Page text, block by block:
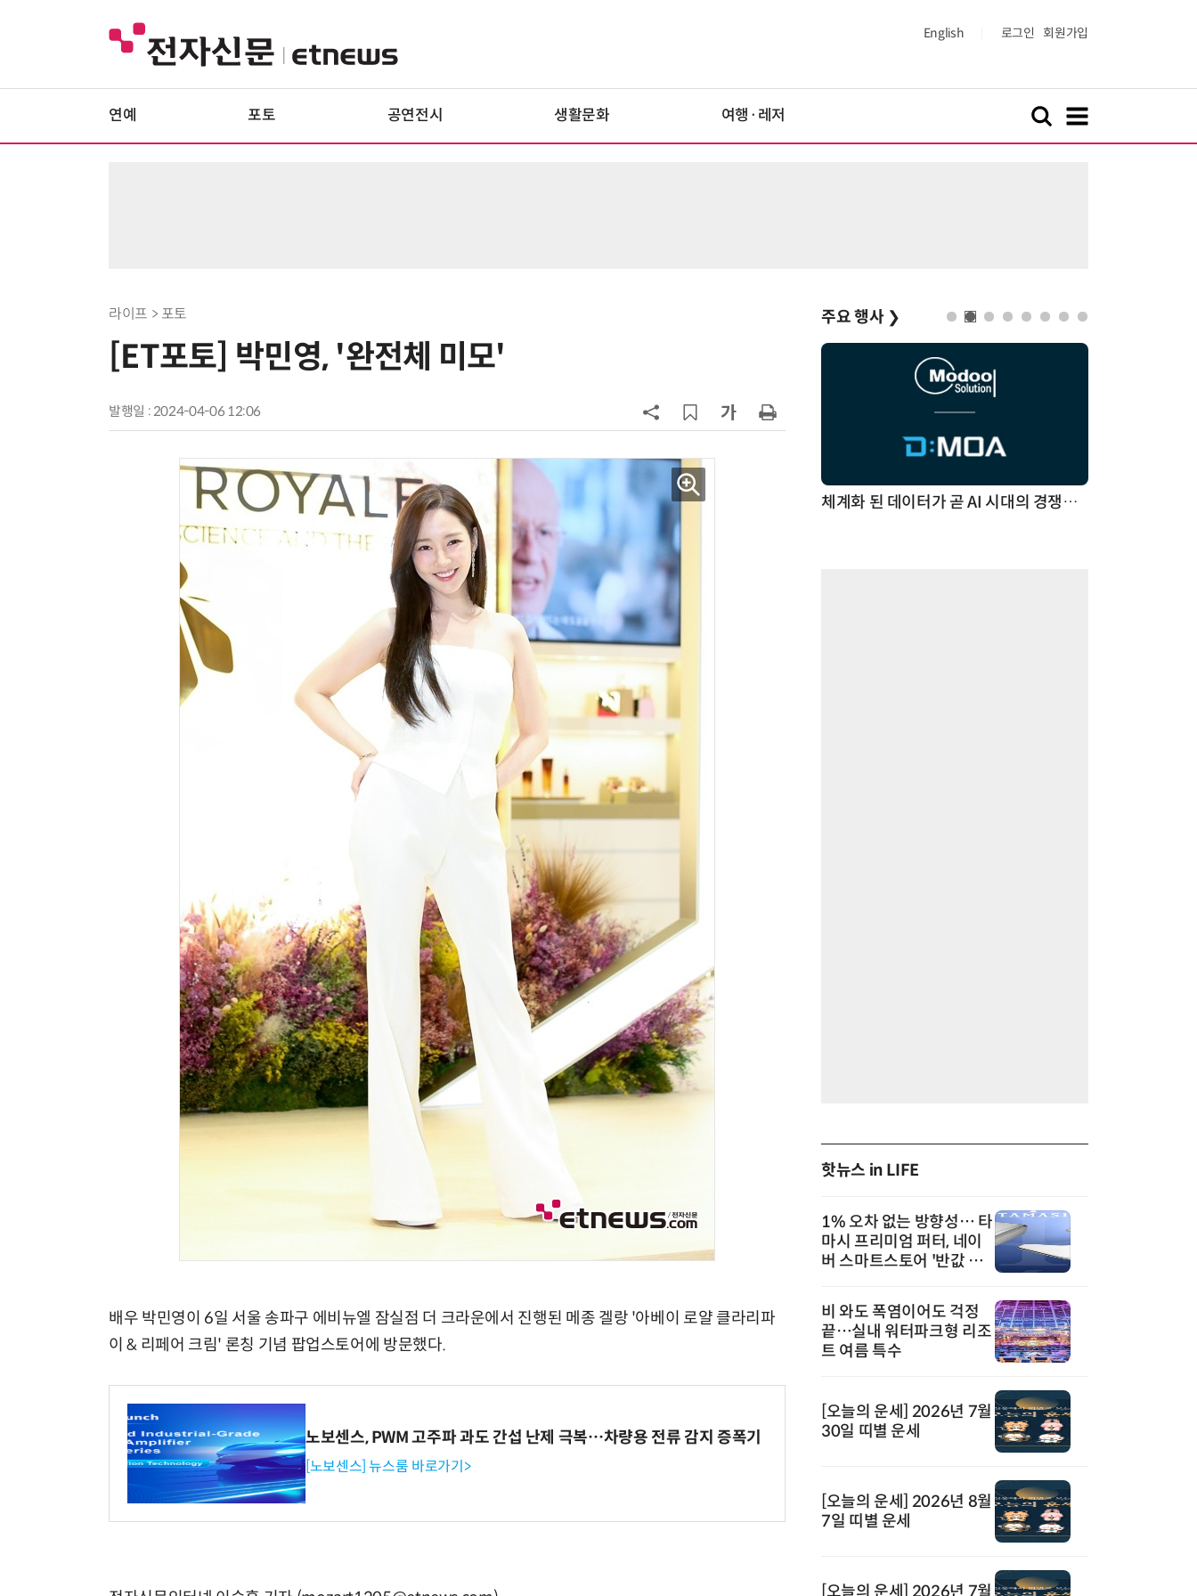
English 로그인 회원가입
연예 포토 공연전시 생활문화 여행·레저
라이프 > 포토
[ET포토] 박민영, '완전체 미모'
발행일 : 2024-04-06 12:06
배우 박민영이 6일 서울 송파구 에비뉴엘 잠실점 더 크라운에서 진행된 메종 겔랑 '아베이 로얄 클라리파
이 & 리페어 크림' 론칭 기념 팝업스토어에 방문했다.
노보센스, PWM 고주파 과도 간섭 난제 극복…차량용 전류 감지 증폭기
[노보센스] 뉴스룸 바로가기>
주요 행사 ❯
AI Native Enterprise를 지원하는 AI Ready Data 플랫폼 활용 전략 체계화 된 데이터가 곧 AI 시대의 경쟁력이다
핫뉴스 in LIFE
1% 오차 없는 방향성… 타
마시 프리미엄 퍼터, 네이
버 스마트스토어 '반값 할
비 와도 폭염이어도 걱정
끝…실내 워터파크형 리조
트 여름 특수
[오늘의 운세] 2026년 7월
30일 띠별 운세
[오늘의 운세] 2026년 8월
7일 띠별 운세
[오늘의 운세] 2026년 7월